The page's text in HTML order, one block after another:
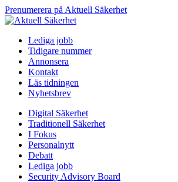
Prenumerera på Aktuell Säkerhet
Lediga jobb
Tidigare nummer
Annonsera
Kontakt
Läs tidningen
Nyhetsbrev
Digital Säkerhet
Traditionell Säkerhet
I Fokus
Personalnytt
Debatt
Lediga jobb
Security Advisory Board